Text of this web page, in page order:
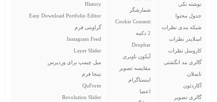
نوشته تکی
جدول محتوا
شبکه بندی نظرات
اسلایدر نظرات
کاروسل نظرات
گالری بند انگشتی
تایملان
آکاردئون
گالری تصویر
شمارشگر
Cookie Consent
2 دکمه
Dropbar
آیکون ناوبری
مقایسه تصویر
اینستاگرام
اعضا
History
Easy Download Portfolio Editor
گراویتی فرم
Instagram Feed
Layer Slider
میل چیمپ برای وردپرس
نینجا فرم
QuForm
Revolution Slider